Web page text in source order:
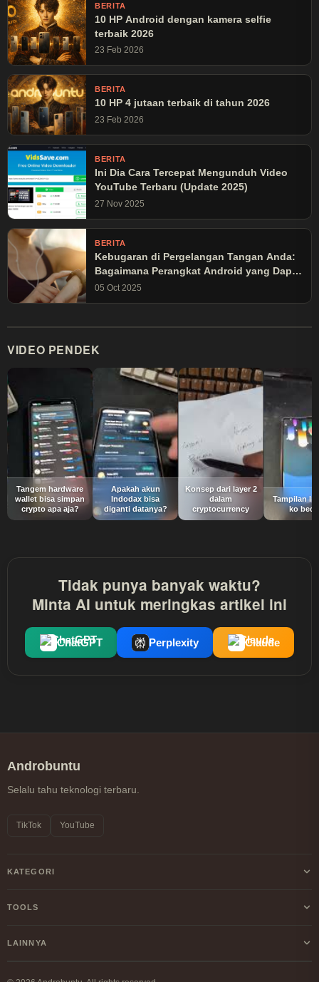
BERITA
10 HP Android dengan kamera selfie
terbaik 2026
23 Feb 2026
BERITA
10 HP 4 jutaan terbaik di tahun 2026
23 Feb 2026
BERITA
Ini Dia Cara Tercepat Mengunduh Video
YouTube Terbaru (Update 2025)
27 Nov 2025
BERITA
Kebugaran di Pergelangan Tangan Anda:
Bagaimana Perangkat Android yang Dapat
Dikenakan Mengubah Latihan Olahraga
05 Oct 2025
VIDEO PENDEK
Tangem hardware
wallet bisa simpan
crypto apa aja?
Apakah akun
Indodax bisa
diganti datanya?
Konsep dari layer 2
dalam
cryptocurrency
Tampilan
ko
Tidak punya banyak waktu?
Minta AI untuk meringkas artikel ini
ChatGPT Perplexity Claude
Androbuntu
Selalu tahu teknologi terbaru.
TikTok YouTube
KATEGORI
Android
TOOLS
Kalkulator Profit/Loss Crypto
LAINNYA